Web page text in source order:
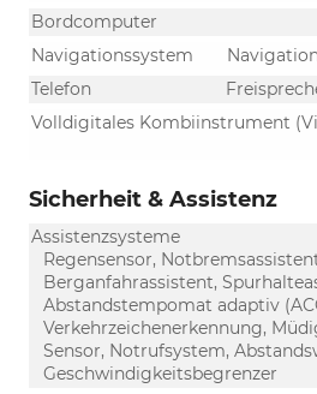
Bordcomputer
Navigationssystem
Telefon
Volldigitales Kombiinstrument
Sicherheit & Assistenz
Assistenzsysteme
Regensensor,
Berganfahrassistent,
Abstandstempomat adaptiv
Verkehrzeichenerkennung,
Sensor, Notrufsystem,
Geschwindigkeitsbegrenzer